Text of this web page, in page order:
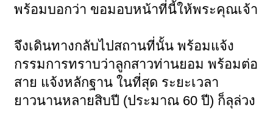
พร้อมบอกว่า ขอมอบหน้าที่นี้ให้พระคุณเจ้า
จึงเดินทางกลับไปสถานที่นั้น พร้อมแจ้ง
กรรมการทราบว่าลูกสาวท่านยอม พร้อมต่อ
สาย แจ้งหลักฐาน ในที่สุด ระยะเวลา
ยาวนานหลายสิบปี (ประมาณ 60 ปี) ก็ลุล่วง